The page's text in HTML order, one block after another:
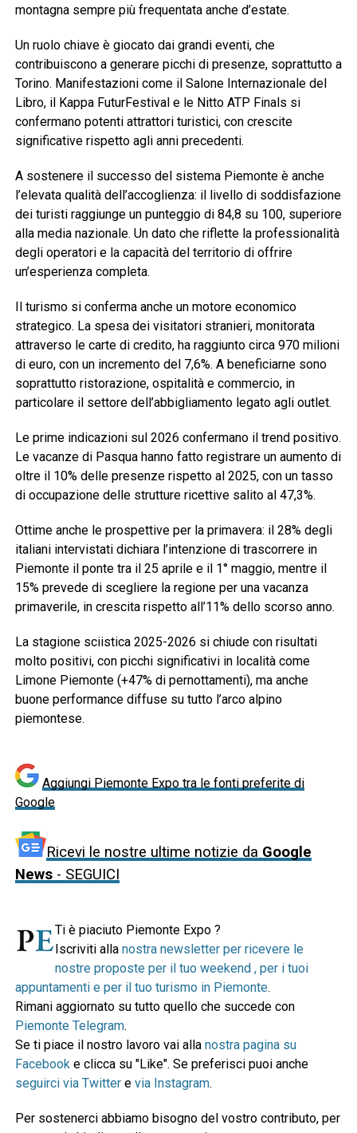
montagna sempre più frequentata anche d’estate.
Un ruolo chiave è giocato dai grandi eventi, che
contribuiscono a generare picchi di presenze, soprattutto a
Torino. Manifestazioni come il Salone Internazionale del
Libro, il Kappa FuturFestival e le Nitto ATP Finals si
confermano potenti attrattori turistici, con crescite
significative rispetto agli anni precedenti.
A sostenere il successo del sistema Piemonte è anche
l’elevata qualità dell’accoglienza: il livello di soddisfazione
dei turisti raggiunge un punteggio di 84,8 su 100, superiore
alla media nazionale. Un dato che riflette la professionalità
degli operatori e la capacità del territorio di offrire
un’esperienza completa.
Il turismo si conferma anche un motore economico
strategico. La spesa dei visitatori stranieri, monitorata
attraverso le carte di credito, ha raggiunto circa 970 milioni
di euro, con un incremento del 7,6%. A beneficiarne sono
soprattutto ristorazione, ospitalità e commercio, in
particolare il settore dell’abbigliamento legato agli outlet.
Le prime indicazioni sul 2026 confermano il trend positivo.
Le vacanze di Pasqua hanno fatto registrare un aumento di
oltre il 10% delle presenze rispetto al 2025, con un tasso
di occupazione delle strutture ricettive salito al 47,3%.
Ottime anche le prospettive per la primavera: il 28% degli
italiani intervistati dichiara l’intenzione di trascorrere in
Piemonte il ponte tra il 25 aprile e il 1° maggio, mentre il
15% prevede di scegliere la regione per una vacanza
primaverile, in crescita rispetto all’11% dello scorso anno.
La stagione sciistica 2025-2026 si chiude con risultati
molto positivi, con picchi significativi in località come
Limone Piemonte (+47% di pernottamenti), ma anche
buone performance diffuse su tutto l’arco alpino
piemontese.
Aggiungi Piemonte Expo tra le fonti preferite di
Google
Ricevi le nostre ultime notizie da Google
News- SEGUICI
Ti è piaciuto Piemonte Expo ?
Iscriviti alla nostra newsletter per ricevere le
nostre proposte per il tuo weekend , per i tuoi
appuntamenti e per il tuo turismo in Piemonte.
Rimani aggiornato su tutto quello che succede con
Piemonte Telegram.
Se ti piace il nostro lavoro vai alla nostra pagina su
Facebooke clicca su "Like". Se preferisci puoi anche
seguirci via Twittere via Instagram.
Per sostenerci abbiamo bisogno del vostro contributo, per